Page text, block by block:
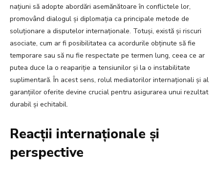
națiuni să adopte abordări asemănătoare în conflictele lor,
promovând dialogul și diplomația ca principale metode de
soluționare a disputelor internaționale. Totuși, există și riscuri
asociate, cum ar fi posibilitatea ca acordurile obținute să fie
temporare sau să nu fie respectate pe termen lung, ceea ce ar
putea duce la o reapariție a tensiunilor și la o instabilitate
suplimentară. În acest sens, rolul mediatorilor internaționali și al
garanțiilor oferite devine crucial pentru asigurarea unui rezultat
durabil și echitabil.
Reacții internaționale și
perspective